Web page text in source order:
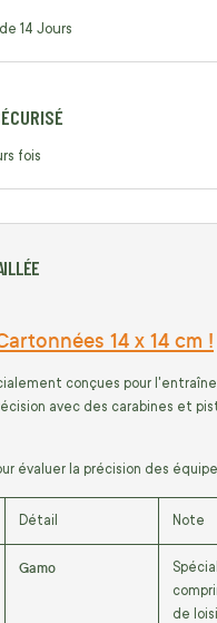
14 Jours
fois
14 x 14 cm !
conçues pour
avec des carabines et
évaluer la précision des
Détail Note
Gamo
de